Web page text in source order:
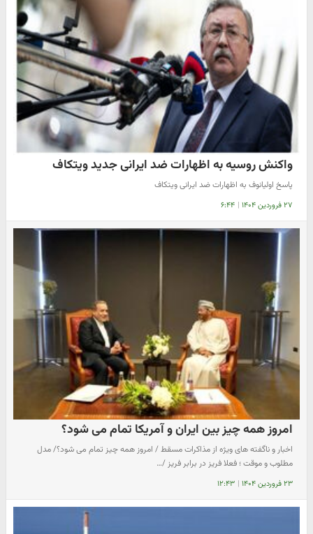
واکنش روسیه به اظهارات ضد ایرانی جدید ویتکاف
پاسخ اولیانوف به اظهارات ضد ایرانی ویتکاف
۲۷ فروردین ۱۴۰۴ | ۶:۴۴
امروز همه چیز بین ایران و آمریکا تمام می شود؟
اخبار و ناگفته های ویژه از مذاکرات مسقط / امروز همه چیز تمام می شود؟/ مدل
مطلوب و موقت ؛ فعلا فریز در برابر فریز /…
۲۳ فروردین ۱۴۰۴ | ۱۲:۴۳